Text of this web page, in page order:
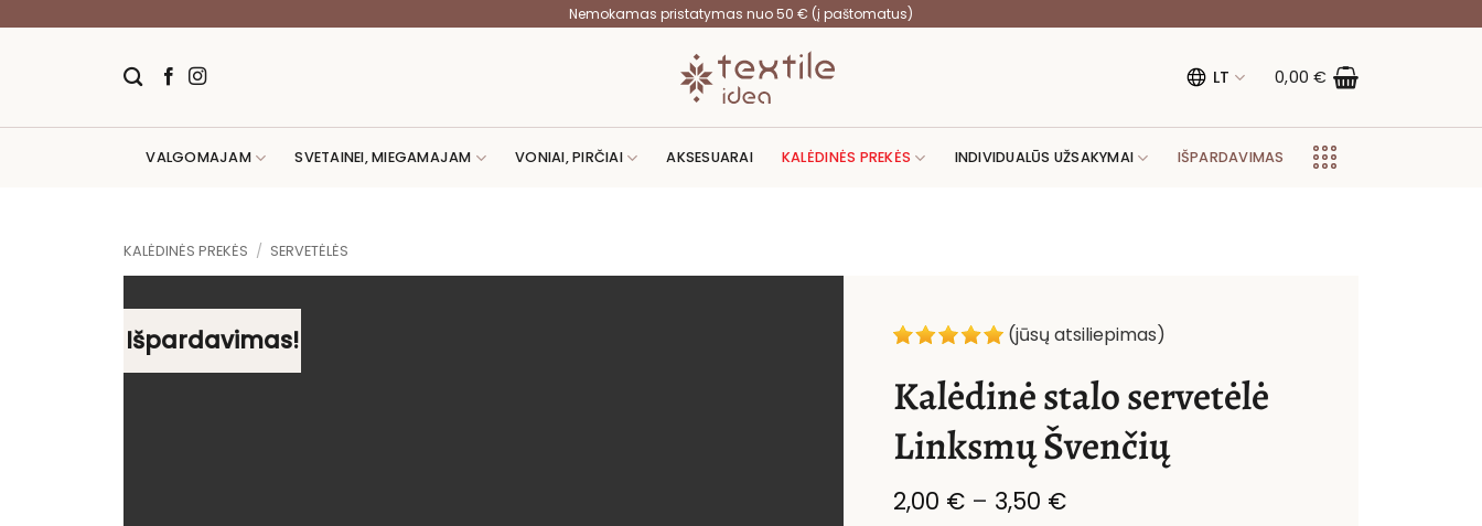
Nemokamas pristatymas nuo 50 € (į paštomatus)
LT 0,00€
VALGOMAJAM SVETAINEI, MIEGAMAJAM VONIAI, PIRČIAI AKSESUARAI KALĖDINĖS PREKĖS INDIVIDUALŪS UŽSAKYMAI IŠPARDAVIMAS
KALĖDINĖS PREKĖS / SERVETĖLĖS
Išpardavimas! (jūsų atsiliepimas)
Kalėdinė stalo servetėlė
Linksmų Švenčių
2,00 € – 3,50 €Price